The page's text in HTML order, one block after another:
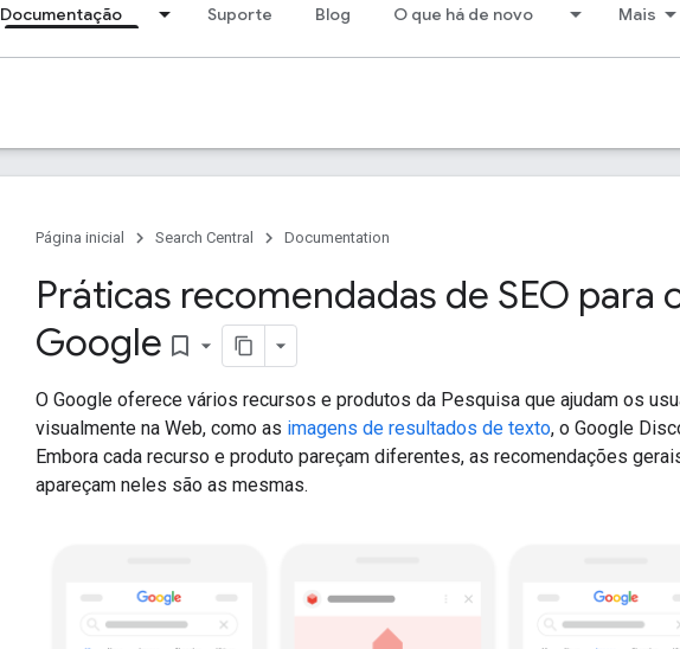
Documentação Suporte Blog O que há de novo Mais
Página inicial Search Central Documentation
Práticas recomendadas de SEO para
Google bookmark_border
O Google oferece vários recursos e produtos da Pesquisa que ajudam os
visualmente na Web, como as imagens de resultados de texto, o Google
Embora cada recurso e produto pareçam diferentes, as recomendações
apareçam neles são as mesmas.